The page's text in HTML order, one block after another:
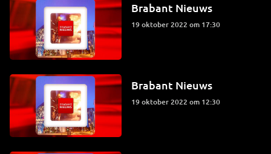
Brabant Nieuws
19 oktober 2022 om 17:30
Brabant Nieuws
19 oktober 2022 om 12:30